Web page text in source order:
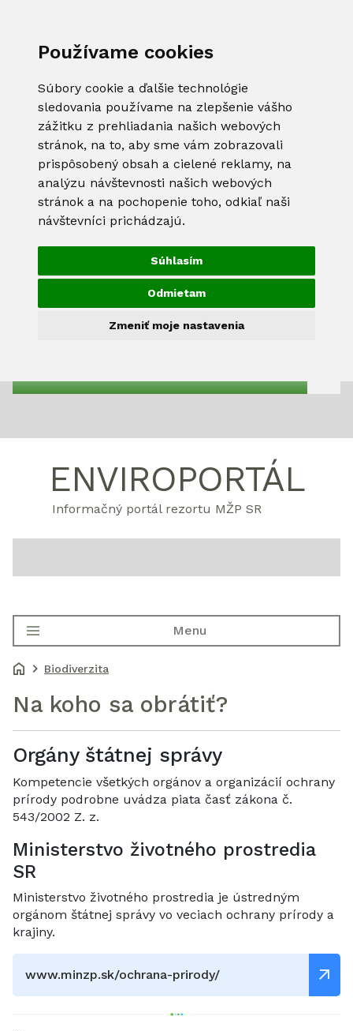
Používame cookies
Súbory cookie a ďalšie technológie
sledovania používame na zlepšenie vášho
zážitku z prehliadania našich webových
stránok, na to, aby sme vám zobrazovali
prispôsobený obsah a cielené reklamy, na
analýzu návštevnosti našich webových
stránok a na pochopenie toho, odkiaľ naši
návštevníci prichádzajú.
Súhlasím
Odmietam
Zmeniť moje nastavenia
ENVIROPORTÁL
Informačný portál rezortu MŽP SR
Menu
Biodiverzita
Na koho sa obrátiť?
Orgány štátnej správy
Kompetencie všetkých orgánov a organizácií ochrany
prírody podrobne uvádza piata časť zákona č.
543/2002 Z. z.
Ministerstvo životného prostredia
SR
Ministerstvo životného prostredia je ústredným
orgánom štátnej správy vo veciach ochrany prírody a
krajiny.
www.minzp.sk/ochrana-prirody/